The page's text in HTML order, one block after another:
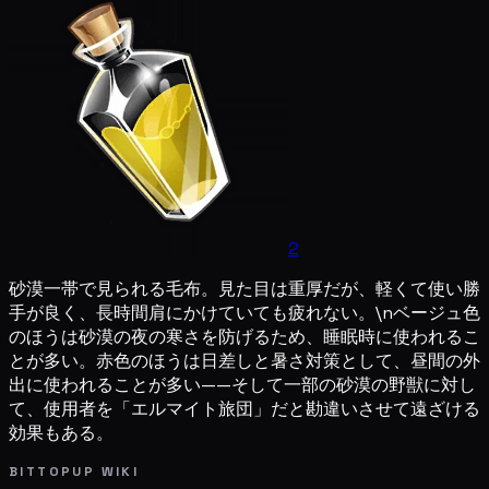
2
砂漠一帯で見られる毛布。見た目は重厚だが、軽くて使い勝
手が良く、長時間肩にかけていても疲れない。\nベージュ色
のほうは砂漠の夜の寒さを防げるため、睡眠時に使われるこ
とが多い。赤色のほうは日差しと暑さ対策として、昼間の外
出に使われることが多い——そして一部の砂漠の野獣に対し
て、使用者を「エルマイト旅団」だと勘違いさせて遠ざける
効果もある。
BITTOPUP WIKI